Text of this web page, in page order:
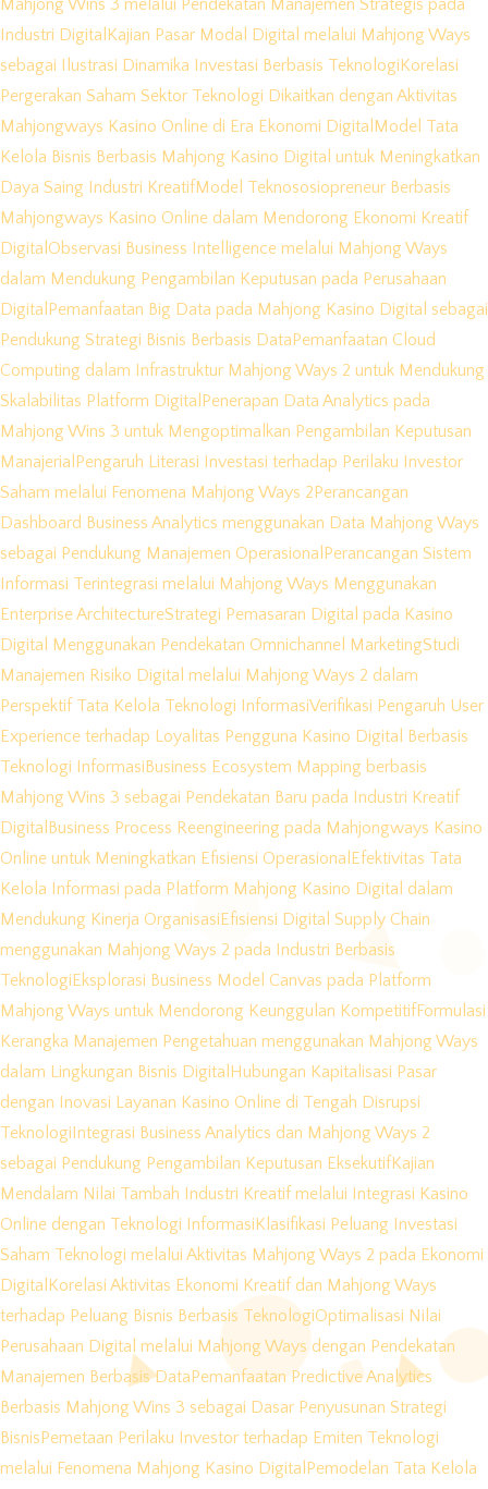
Industri Digital Kajian Pasar Modal Digital melalui Mahjong Ways
sebagai Ilustrasi Dinamika Investasi Berbasis TeknologiKorelasi
Pergerakan Saham Sektor Teknologi Dikaitkan dengan Aktivitas
Mahjongways Kasino Online di Era Ekonomi Digital Model Tata
Kelola Bisnis Berbasis Mahjong Kasino Digital untuk Meningkatkan
Daya Saing Industri KreatifModel Teknososiopreneur Berbasis
Mahjongways Kasino Online dalam Mendorong Ekonomi Kreatif
Digital Observasi Business Intelligence melalui Mahjong Ways
dalam Mendukung Pengambilan Keputusan pada Perusahaan
Digital Pemanfaatan Big Data pada Mahjong Kasino Digital sebagai
Pendukung Strategi Bisnis Berbasis DataPemanfaatan Cloud
Computing dalam Infrastruktur Mahjong Ways 2 untuk Mendukung
Skalabilitas Platform Digital Penerapan Data Analytics pada
Mahjong Wins 3 untuk Mengoptimalkan Pengambilan Keputusan
Manajerial Pengaruh Literasi Investasi terhadap Perilaku Investor
Saham melalui Fenomena Mahjong Ways 2Perancangan
Dashboard Business Analytics menggunakan Data Mahjong Ways
sebagai Pendukung Manajemen Operasional Perancangan Sistem
Informasi Terintegrasi melalui Mahjong Ways Menggunakan
Enterprise ArchitectureStrategi Pemasaran Digital pada Kasino
Digital Menggunakan Pendekatan Omnichannel MarketingStudi
Manajemen Risiko Digital melalui Mahjong Ways 2 dalam
Perspektif Tata Kelola Teknologi InformasiVerifikasi Pengaruh User
Experience terhadap Loyalitas Pengguna Kasino Digital Berbasis
Teknologi InformasiBusiness Ecosystem Mapping berbasis
Mahjong Wins 3 sebagai Pendekatan Baru pada Industri Kreatif
Digital Business Process Reengineering pada Mahjongways Kasino
Online untuk Meningkatkan Efisiensi Operasional Efektivitas Tata
Kelola Informasi pada Platform Mahjong Kasino Digital dalam
Mendukung Kinerja OrganisasiEfisiensi Digital Supply Chain
menggunakan Mahjong Ways 2 pada Industri Berbasis
TeknologiEksplorasi Business Model Canvas pada Platform
Mahjong Ways untuk Mendorong Keunggulan KompetitifFormulasi
Kerangka Manajemen Pengetahuan menggunakan Mahjong Ways
dalam Lingkungan Bisnis Digital Hubungan Kapitalisasi Pasar
dengan Inovasi Layanan Kasino Online di Tengah Disrupsi
TeknologiIntegrasi Business Analytics dan Mahjong Ways 2
sebagai Pendukung Pengambilan Keputusan EksekutifKajian
Mendalam Nilai Tambah Industri Kreatif melalui Integrasi Kasino
Online dengan Teknologi InformasiKlasifikasi Peluang Investasi
Saham Teknologi melalui Aktivitas Mahjong Ways 2 pada Ekonomi
Digital Korelasi Aktivitas Ekonomi Kreatif dan Mahjong Ways
terhadap Peluang Bisnis Berbasis TeknologiOptimalisasi Nilai
Perusahaan Digital melalui Mahjong Ways dengan Pendekatan
Manajemen Berbasis DataPemanfaatan Predictive Analytics
Berbasis Mahjong Wins 3 sebagai Dasar Penyusunan Strategi
BisnisPemetaan Perilaku Investor terhadap Emiten Teknologi
melalui Fenomena Mahjong Kasino Digital Pemodelan Tata Kelola